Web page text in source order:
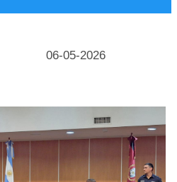
06-05-2026